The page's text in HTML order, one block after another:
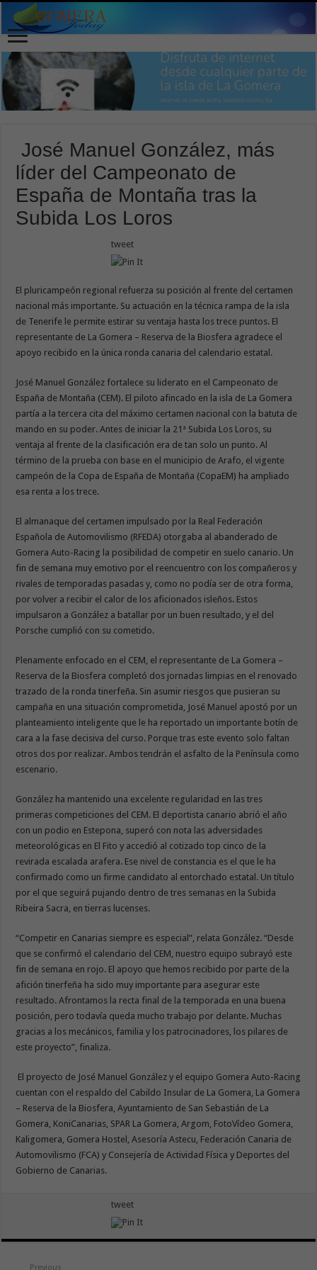
José Manuel González, más
líder del Campeonato de
España de Montaña tras la
Subida Los Loros
tweet
El pluricampeón regional refuerza su posición al frente del certamen
nacional más importante. Su actuación en la técnica rampa de la isla
de Tenerife le permite estirar su ventaja hasta los trece puntos. El
representante de La Gomera – Reserva de la Biosfera agradece el
apoyo recibido en la única ronda canaria del calendario estatal.
José Manuel González fortalece su liderato en el Campeonato de
España de Montaña (CEM). El piloto afincado en la isla de La Gomera
partía a la tercera cita del máximo certamen nacional con la batuta de
mando en su poder. Antes de iniciar la 21ª Subida Los Loros, su
ventaja al frente de la clasificación era de tan solo un punto. Al
término de la prueba con base en el municipio de Arafo, el vigente
campeón de la Copa de España de Montaña (CopaEM) ha ampliado
esa renta a los trece.
El almanaque del certamen impulsado por la Real Federación
Española de Automovilismo (RFEDA) otorgaba al abanderado de
Gomera Auto-Racing la posibilidad de competir en suelo canario. Un
fin de semana muy emotivo por el reencuentro con los compañeros y
rivales de temporadas pasadas y, como no podía ser de otra forma,
por volver a recibir el calor de los aficionados isleños. Estos
impulsaron a González a batallar por un buen resultado, y el del
Porsche cumplió con su cometido.
Plenamente enfocado en el CEM, el representante de La Gomera –
Reserva de la Biosfera completó dos jornadas limpias en el renovado
trazado de la ronda tinerfeña. Sin asumir riesgos que pusieran su
campaña en una situación comprometida, José Manuel apostó por un
planteamiento inteligente que le ha reportado un importante botín de
cara a la fase decisiva del curso. Porque tras este evento solo faltan
otros dos por realizar. Ambos tendrán el asfalto de la Península como
escenario.
González ha mantenido una excelente regularidad en las tres
primeras competiciones del CEM. El deportista canario abrió el año
con un podio en Estepona, superó con nota las adversidades
meteorológicas en El Fito y accedió al cotizado top cinco de la
revirada escalada arafera. Ese nivel de constancia es el que le ha
confirmado como un firme candidato al entorchado estatal. Un título
por el que seguirá pujando dentro de tres semanas en la Subida
Ribeira Sacra, en tierras lucenses.
“Competir en Canarias siempre es especial”, relata González. “Desde
que se confirmó el calendario del CEM, nuestro equipo subrayó este
fin de semana en rojo. El apoyo que hemos recibido por parte de la
afición tinerfeña ha sido muy importante para asegurar este
resultado. Afrontamos la recta final de la temporada en una buena
posición, pero todavía queda mucho trabajo por delante. Muchas
gracias a los mecánicos, familia y los patrocinadores, los pilares de
este proyecto”, finaliza.
El proyecto de José Manuel González y el equipo Gomera Auto-Racing
cuentan con el respaldo del Cabildo Insular de La Gomera, La Gomera
– Reserva de la Biosfera, Ayuntamiento de San Sebastián de La
Gomera, KoniCanarias, SPAR La Gomera, Argom, FotoVídeo Gomera,
Kaligomera, Gomera Hostel, Asesoría Astecu, Federación Canaria de
Automovilismo (FCA) y Consejería de Actividad Física y Deportes del
Gobierno de Canarias.
tweet
Previous